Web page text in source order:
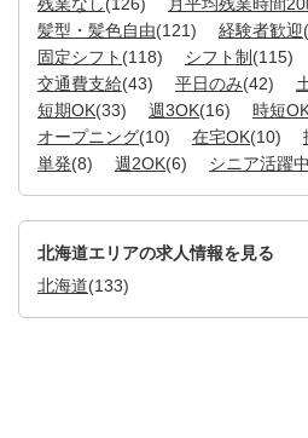
髪型・髪色自由(121) 経験者歓迎
固定シフト (118) シフト制(115)
交通費支給(43) 平日のみ(42)
短期OK(33) 週3OK(16) 時短
オープニング(10) 在宅OK(10)
単発(8) 週2OK(6) シニア活躍中
北海道エリアの求人情報を見る
北海道(133)